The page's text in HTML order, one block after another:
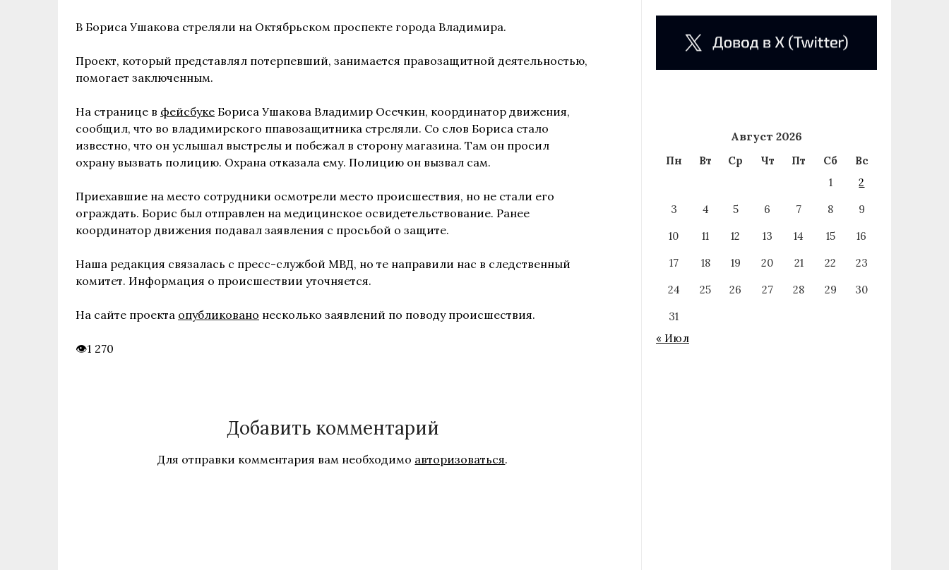
В Бориса Ушакова стреляли на Октябрьском проспекте города Владимира.
Проект, который представлял потерпевший, занимается правозащитной деятельностью,
помогает заключенным.
На странице в фейсбуке Бориса Ушакова Владимир Осечкин, координатор движения,
сообщил, что во владимирского ппавозащитника стреляли. Со слов Бориса стало
известно, что он услышал выстрелы и побежал в сторону магазина. Там он просил
охрану вызвать полицию. Охрана отказала ему. Полицию он вызвал сам.
Приехавшие на место сотрудники осмотрели место происшествия, но не стали его
ограждать. Борис был отправлен на медицинское освидетельствование. Ранее
координатор движения подавал заявления с просьбой о защите.
Наша редакция связалась с пресс-службой МВД, но те направили нас в следственный
комитет. Информация о происшествии уточняется.
На сайте проекта опубликовано несколько заявлений по поводу происшествия.
1 270
Добавить комментарий
Для отправки комментария вам необходимо авторизоваться.
Август 2026
Пн Вт Ср Чт Пт Сб
Вс
1
2
3
4 5 6 7 8
9
10
11 12 13 14 15
16
17
18 19 20 21 22
23
24
25 26 27 28 29
30
31
« Июл